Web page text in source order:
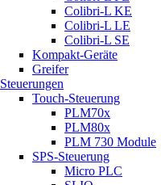
Colibri-L KE
Colibri-L LE
Colibri-L SE
Kompakt-Geräte
Greifer
Steuerungen
Touch-Steuerung
PLM70x
PLM80x
PLM 730 Module
SPS-Steuerung
Micro PLC